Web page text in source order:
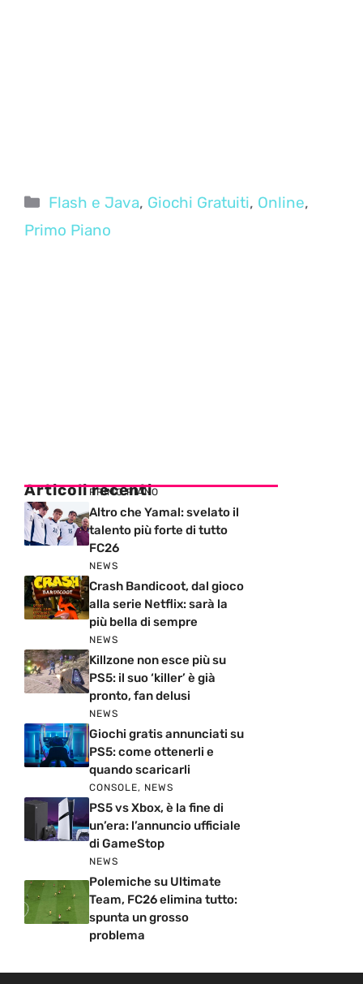
Categorie
Flash e Java, Giochi Gratuiti, Online,
Primo Piano
Articoli recenti
PRIMO PIANO
Altro che Yamal: svelato il
talento più forte di tutto
FC26
NEWS
Crash Bandicoot, dal gioco
alla serie Netflix: sarà la
più bella di sempre
NEWS
Killzone non esce più su
PS5: il suo ‘killer’ è già
pronto, fan delusi
NEWS
Giochi gratis annunciati su
PS5: come ottenerli e
quando scaricarli
CONSOLE, NEWS
PS5 vs Xbox, è la fine di
un’era: l’annuncio ufficiale
di GameStop
NEWS
Polemiche su Ultimate
Team, FC26 elimina tutto:
spunta un grosso
problema